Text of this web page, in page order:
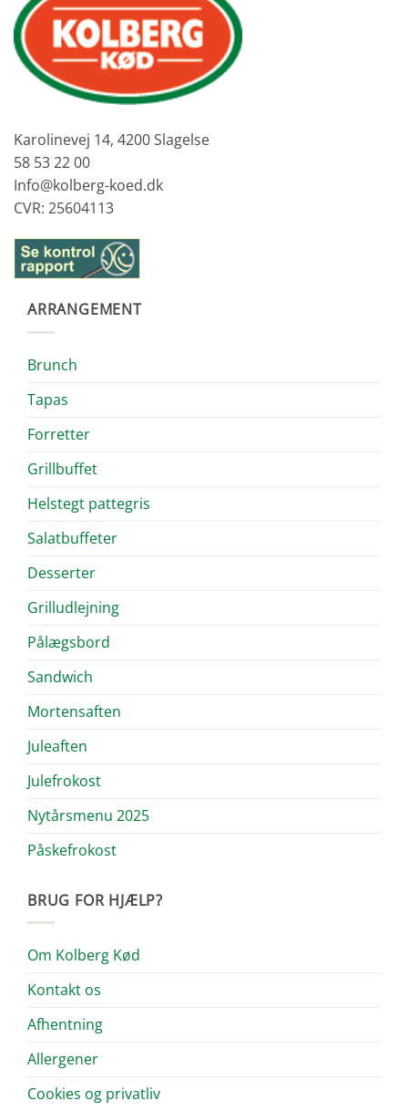
Karolinevej 14, 4200 Slagelse
58 53 22 00
Info@kolberg-koed.dk
CVR: 25604113
ARRANGEMENT
Brunch
Tapas
Forretter
Grillbuffet
Helstegt pattegris
Salatbuffeter
Desserter
Grilludlejning
Pålægsbord
Sandwich
Mortensaften
Juleaften
Julefrokost
Nytårsmenu 2025
Påskefrokost
BRUG FOR HJÆLP?
Om Kolberg Kød
Kontakt os
Afhentning
Allergener
Cookies og privatliv